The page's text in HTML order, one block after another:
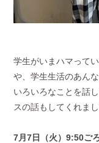
学生がいまハマって
や、学生生活のあん
いろいろなことを話
スの話もしてくれまし
7月7日（火）9:50ご